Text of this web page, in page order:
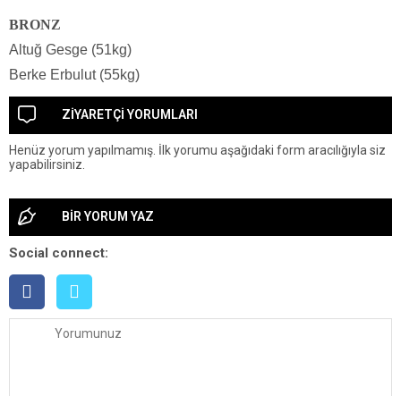
BRONZ
Altuğ Gesge (51kg)
Berke Erbulut (55kg)
ZİYARETÇİ YORUMLARI
Henüz yorum yapılmamış. İlk yorumu aşağıdaki form aracılığıyla siz
yapabilirsiniz.
BİR YORUM YAZ
Social connect: